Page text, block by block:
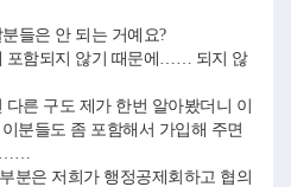
들은 안 되는 거예요?
포함되지 않기 때문에…… 되지 않
른 구도 제가 한번 알아봤더니 이
분들도 좀 포함해서 가입해 주면
……
분은 저희가 행정공제회하고 협의